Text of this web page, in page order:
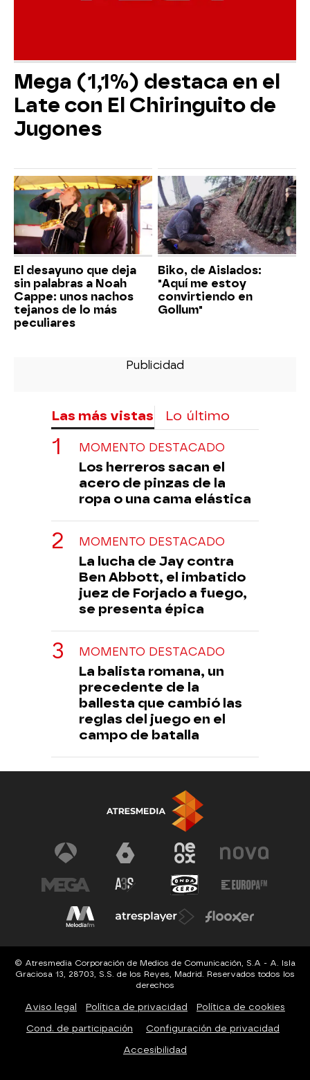
Mega (1,1%) destaca en el
Late con El Chiringuito de
Jugones
El desayuno que deja
sin palabras a Noah
Cappe: unos nachos
tejanos de lo más
peculiares
Biko, de Aislados:
"Aquí me estoy
convirtiendo en
Gollum"
Las más vistas Lo último
MOMENTO DESTACADO
Los herreros sacan el
acero de pinzas de la
ropa o una cama elástica
MOMENTO DESTACADO
La lucha de Jay contra
Ben Abbott, el imbatido
juez de Forjado a fuego,
se presenta épica
MOMENTO DESTACADO
La balista romana, un
precedente de la
ballesta que cambió las
reglas del juego en el
campo de batalla
© Atresmedia Corporación de Medios de Comunicación, S.A - A. Isla
Graciosa 13, 28703, S.S. de los Reyes, Madrid. Reservados todos los
derechos
Aviso legal Política de privacidad Política de cookies
Cond. de participación Configuración de privacidad
Accesibilidad